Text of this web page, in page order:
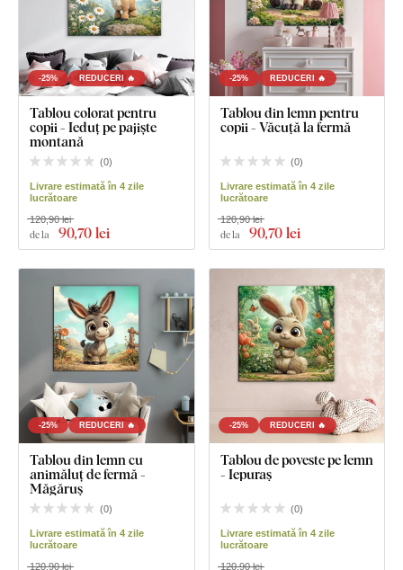
-25% REDUCERI 🔥
Tablou colorat pentru
copii - Ieduț pe pajiște
montană
(0)
Livrare estimată în 4 zile
lucrătoare
de la 90,70 lei
120,90 lei
-25% REDUCERI 🔥
Tablou din lemn pentru
copii - Văcuță la fermă
(0)
Livrare estimată în 4 zile
lucrătoare
de la 90,70 lei
120,90 lei
-25% REDUCERI 🔥
Tablou din lemn cu
animăluț de fermă -
Măgăruș
(0)
Livrare estimată în 4 zile
lucrătoare
120,90 lei
-25% REDUCERI 🔥
Tablou de poveste pe lemn
- Iepuraș
(0)
Livrare estimată în 4 zile
lucrătoare
120,90 lei